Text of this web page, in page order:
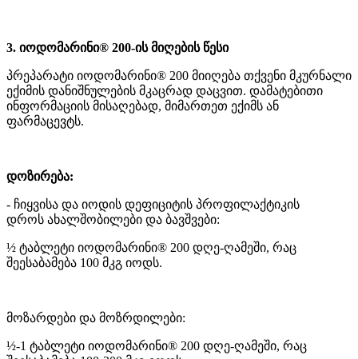
3. იოდომარინი® 200-ის მიღების წესი
პრეპარატი იოდომარინი® 200 მიიღება თქვენი მკურნალი
ექიმის დანიშნულების მკაცრად დაცვით. დამატებითი
ინფორმაციის მისაღებად, მიმართეთ ექიმს ან
ფარმაცევტს.
დოზირება:
- ჩიყვისა და იოდის დეფიციტის პროფილაქტიკის
დროს ახალშობილები და ბავშვები:
½ ტაბლეტი იოდომარინი® 200 დღე-ღამეში, რაც
შეესაბამება 100 მკგ იოდს.
მოზარდები და მოზრდილები:
½-1 ტაბლეტი იოდომარინი® 200 დღე-ღამეში, რაც